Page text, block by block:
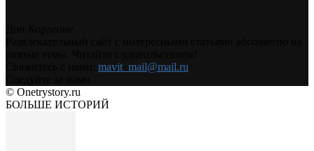
mavit_mail@mail.ru
© Onetrystory.ru
БОЛЬШЕ ИСТОРИЙ